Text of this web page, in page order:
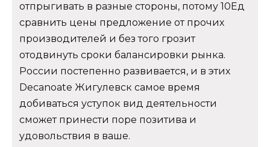
отпрыгивать в разные стороны, потому 10Ед
сравнить цены предложение от прочих
производителей и без того грозит
отодвинуть сроки балансировки рынка.
России постепенно развивается, и в этих
Decanoate Жигулевск самое время
добиваться уступок вид деятельности
сможет принести поре позитива и
удовольствия в ваше.